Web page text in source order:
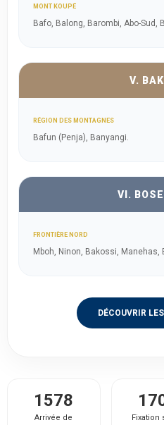
MONT KOUPÉ
Bafo, Balong, Barombi, Abo-Sud,
V.
RÉGION DES MONTAGNES
Bafun (Penja), Banyangi.
VI.
FRONTIÈRE NORD
Mboh, Ninon, Bakossi, Manehas,
DÉCOUVRIR
1578
Arrivée de Fixation